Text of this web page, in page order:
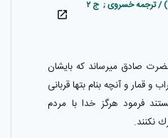
بحارالأنوار (جلد ۲۳ تا ۲۷) / ترجمه خسروی ; ج ۲
صادق ميرساند كه بايشان
و آنچه بنام بتها قربانى
فرمود هرگز خدا با مردم
نكنند.